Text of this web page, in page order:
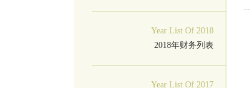
Year List Of 2018
2018年财务列表
Year List Of 2017